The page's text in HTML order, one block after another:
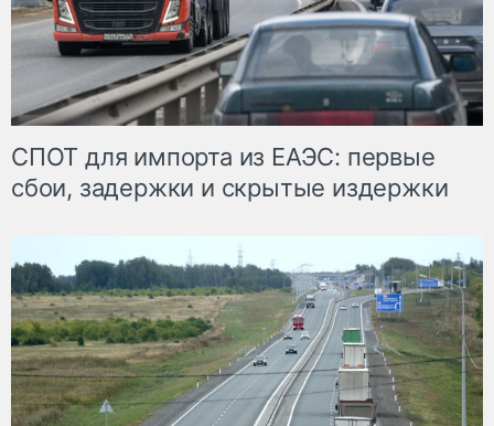
СПОТ для импорта из ЕАЭС: первые
сбои, задержки и скрытые издержки